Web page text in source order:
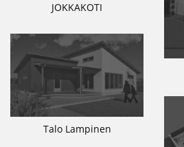
JOKKAKOTI
Talo Lampinen